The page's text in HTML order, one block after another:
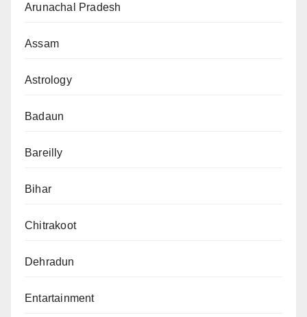
Arunachal Pradesh
Assam
Astrology
Badaun
Bareilly
Bihar
Chitrakoot
Dehradun
Entartainment